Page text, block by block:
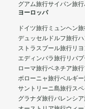
グアム旅行サイパン旅行
ヨーロッパ
ドイツ旅行 ミュンヘン
デュッセルドルフ旅行
ストラスブール旅行リ
エディンバラ旅行リバ
ローマ旅行ベネチア旅行
ボローニャ旅行ベルギ
サントリーニ島旅行ス
グラナダ旅行バレンシ